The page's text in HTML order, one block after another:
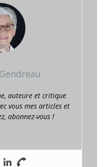
auteure et critique
vous mes articles et
abonnez-vous !